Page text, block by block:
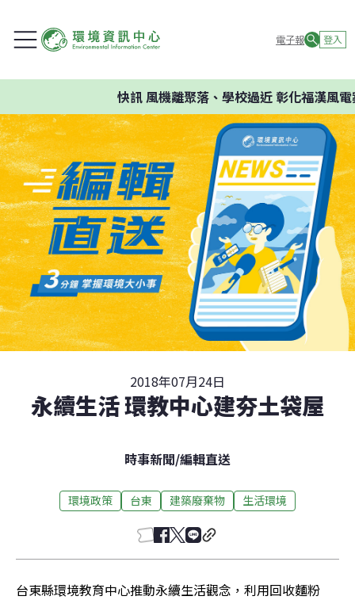
電子報 登入
快訊風機離聚落、學校過近 彰化福漢風電
2018年07月24日
永續生活 環教中心建夯土袋屋
時事新聞/編輯直送
環境政策 台東 建築廢棄物 生活環境
台東縣環境教育中心推動永續生活觀念，利用回收麵粉